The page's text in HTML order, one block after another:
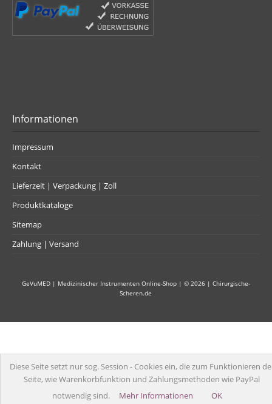
Informationen
Impressum
Kontakt
Lieferzeit | Verpackung | Zoll
Produktkataloge
Sitemap
Zahlung | Versand
GeVuMED | Medizinischer Instrumenten Online-Shop | © 2026 | Chirurgische-
Scheren.de
Diese Seite setzt nur sog. Session - Cookies ein, die zum Funktionieren
Seite, wie Warenkorbfunktion und Zahlungsmethoden wie PayPal
notwendig sind.
Mehr Informationen OK